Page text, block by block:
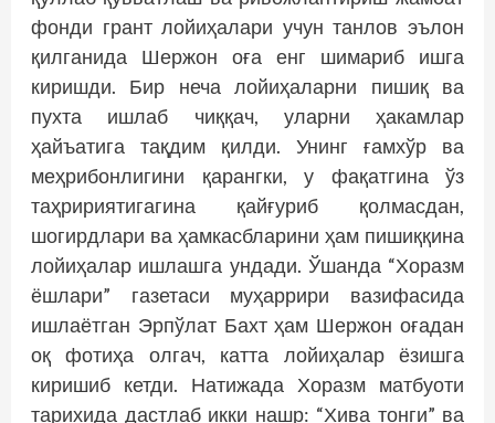
фонди грант лойиҳалари учун танлов эълон
қилганида Шержон оға енг шимариб ишга
киришди. Бир неча лойиҳаларни пишиқ ва
пухта ишлаб чиққач, уларни ҳакамлар
ҳайъатига тақдим қилди. Унинг ғамхўр ва
меҳрибонлигини қарангки, у фақатгина ўз
таҳририятигагина қайғуриб қолмасдан,
шогирдлари ва ҳамкасбларини ҳам пишиққина
лойиҳалар ишлашга ундади. Ўшанда “Хоразм
ёшлари” газетаси муҳаррири вазифасида
ишлаётган Эрпўлат Бахт ҳам Шержон оғадан
оқ фотиҳа олгач, катта лойиҳалар ёзишга
киришиб кетди. Натижада Хоразм матбуоти
тарихида дастлаб икки нашр: “Хива тонги” ва